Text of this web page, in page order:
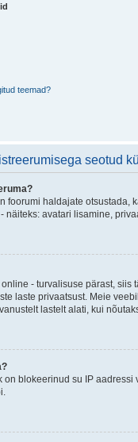
teemad?
seotud
foorumi haldajate otsustada,
näiteks: avatari lisamine,
- turvalisuse pärast,
laste privaatsust. Meie
lastelt alati, kui
on blokeerinud su IP